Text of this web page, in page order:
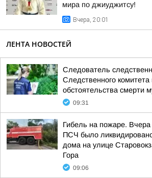
мира по джиуджитсу!
Вчера, 20:01
ЛЕНТА НОВОСТЕЙ
Следователь
Следственного комитета
обстоятельства смерти
09:31
Гибель на пожаре.
ПСЧ было
дома на улице
Гора
09:06